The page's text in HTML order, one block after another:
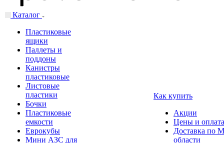
Каталог
Пластиковые
ящики
Паллеты и
поддоны
Канистры
пластиковые
Листовые
пластики
Бочки
Пластиковые
емкости
Еврокубы
Мини АЗС для
Как купить
Акции
Цены и оплата
Доставка по
области